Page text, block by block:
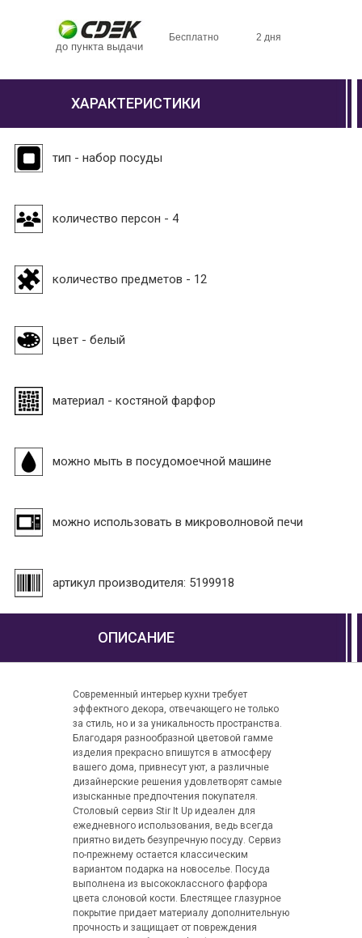
до пункта выдачи
Бесплатно 2 дня
ХАРАКТЕРИСТИКИ
тип - набор посуды
количество персон - 4
количество предметов - 12
цвет - белый
материал - костяной фарфор
можно мыть в посудомоечной машине
можно использовать в микроволновой печи
артикул производителя: 5199918
ОПИСАНИЕ
Современный интерьер кухни требует
эффектного декора, отвечающего не только
за стиль, но и за уникальность пространства.
Благодаря разнообразной цветовой гамме
изделия прекрасно впишутся в атмосферу
вашего дома, привнесут уют, а различные
дизайнерские решения удовлетворят самые
изысканные предпочтения покупателя.
Столовый сервиз Stir It Up идеален для
ежедневного использования, ведь всегда
приятно видеть безупречную посуду. Сервиз
по-прежнему остается классическим
вариантом подарка на новоселье. Посуда
выполнена из высококлассного фарфора
цвета слоновой кости. Блестящее глазурное
покрытие придает материалу дополнительную
прочность и защищает от повреждения